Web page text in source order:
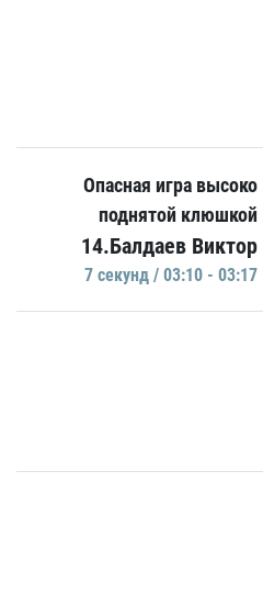
Опасная игра высоко
поднятой клюшкой
14.Балдаев Виктор
7 секунд / 03:10 - 03:17